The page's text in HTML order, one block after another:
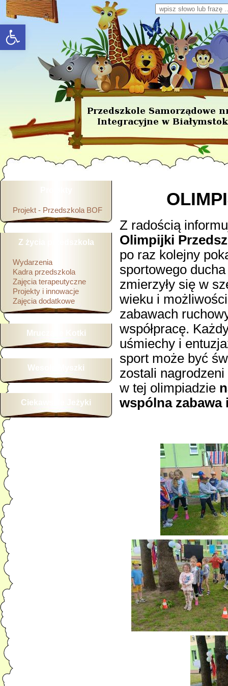
rozwiń/zwiń panel
Wpisz słowo lub frazę
Projekt - Przedszkola BOF
Z życia przedszkola
Wydarzenia
Kadra przedszkola
Zajęcia terapeutyczne
Projekty i innowacje
Zajęcia dodatkowe
Mruczące Kotki
Wesołe Myszki
Ciekawskie Jeżyki
Z radością
Olimpijki
po raz kolejny
sportowego
zmierzyły się w
wieku i
zabawach
współpracę.
uśmiechy i
sport może być
zostali
w tej olimpiadzie
wspólna zabawa